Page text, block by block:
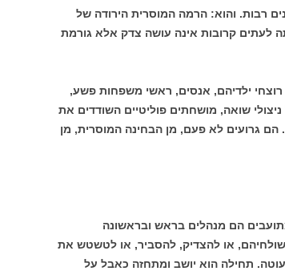
רבות. והוא: הרמה המוסרית הירודה של
לעתים קרובות אינה עושה צדק אלא גורמת
רוצחי ילדיהם, אנסים, ראשי משפחות פשע,
שואה, מושחתים פוליטיים השודדים את
הם גרועים לא פעם, מן הבחינה המוסרית, מן
הם מנהלים בראש ובראשונה
שולחיהם, או להצדיק, להסביר, או לטשטש את
תחילה הוא יושב ומתחזה כאבל על